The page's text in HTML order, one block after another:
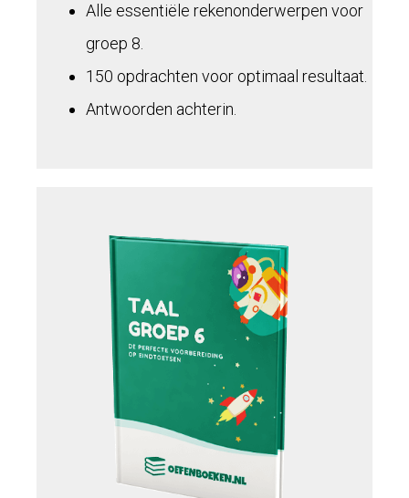
Alle essentiële rekenonderwerpen voor
groep 8.
150 opdrachten voor optimaal resultaat.
Antwoorden achterin.